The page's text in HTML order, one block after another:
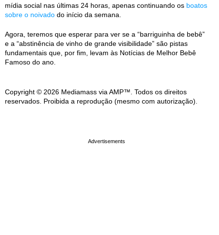
mídia social nas últimas 24 horas, apenas continuando os boatos
sobre o noivado do início da semana.
Agora, teremos que esperar para ver se a “barriguinha de bebê”
e a “abstinência de vinho de grande visibilidade” são pistas
fundamentais que, por fim, levam às Notícias de Melhor Bebê
Famoso do ano.
Copyright © 2026 Mediamass via AMP™. Todos os direitos
reservados. Proibida a reprodução (mesmo com autorização).